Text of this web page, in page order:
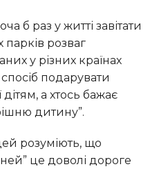
парків розваг
у різних країнах
спосіб подарувати
а хтось бажає
дитину”.
це доволі дороге